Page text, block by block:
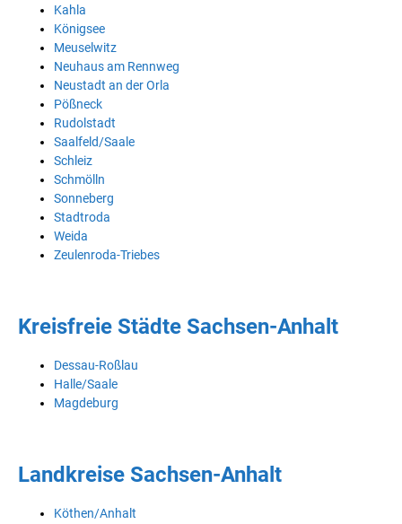
Kahla
Königsee
Meuselwitz
Neuhaus am Rennweg
Neustadt an der Orla
Pößneck
Rudolstadt
Saalfeld/Saale
Schleiz
Schmölln
Sonneberg
Stadtroda
Weida
Zeulenroda-Triebes
Kreisfreie Städte Sachsen-Anhalt
Dessau-Roßlau
Halle/Saale
Magdeburg
Landkreise Sachsen-Anhalt
Köthen/Anhalt